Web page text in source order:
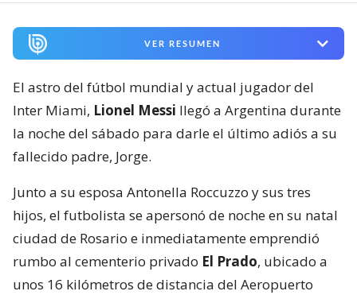
VER RESUMEN
El astro del fútbol mundial y actual jugador del
Inter Miami, Lionel Messi llegó a Argentina durante
la noche del sábado para darle el último adiós a su
fallecido padre, Jorge.
Junto a su esposa Antonella Roccuzzo y sus tres
hijos, el futbolista se apersonó de noche en su natal
ciudad de Rosario e inmediatamente emprendió
rumbo al cementerio privado El Prado, ubicado a
unos 16 kilómetros de distancia del Aeropuerto